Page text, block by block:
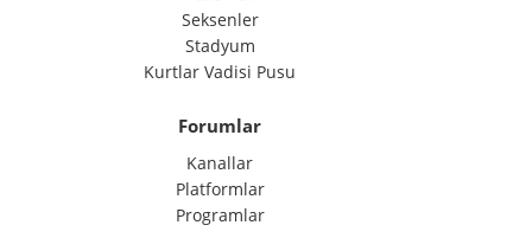
Seksenler
Stadyum
Kurtlar Vadisi Pusu
Forumlar
Kanallar
Platformlar
Programlar